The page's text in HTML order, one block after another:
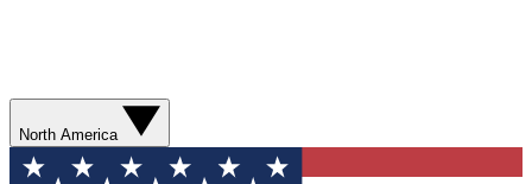
North America